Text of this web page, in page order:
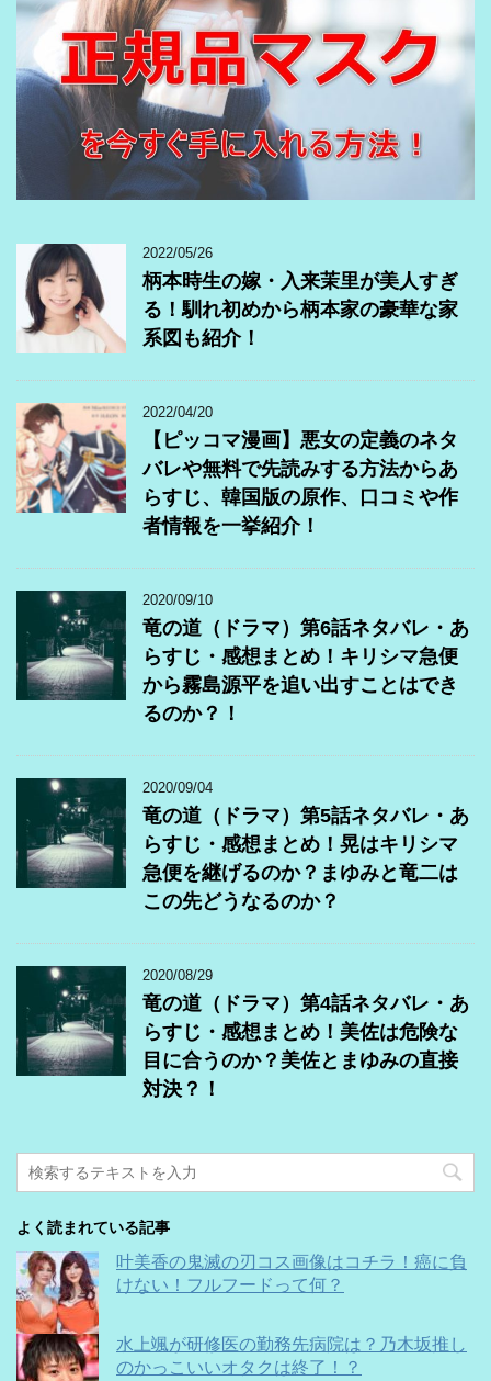
2022/05/26
柄本時生の嫁・入来茉里が美人すぎ
る！馴れ初めから柄本家の豪華な家
系図も紹介！
2022/04/20
【ピッコマ漫画】悪女の定義のネタ
バレや無料で先読みする方法からあ
らすじ、韓国版の原作、口コミや作
者情報を一挙紹介！
2020/09/10
竜の道（ドラマ）第6話ネタバレ・あ
らすじ・感想まとめ！キリシマ急便
から霧島源平を追い出すことはでき
るのか？！
2020/09/04
竜の道（ドラマ）第5話ネタバレ・あ
らすじ・感想まとめ！晃はキリシマ
急便を継げるのか？まゆみと竜二は
この先どうなるのか？
2020/08/29
竜の道（ドラマ）第4話ネタバレ・あ
らすじ・感想まとめ！美佐は危険な
目に合うのか？美佐とまゆみの直接
対決？！
よく読まれている記事
叶美香の鬼滅の刃コス画像はコチラ！癌に負
けない！フルフードって何？
水上颯が研修医の勤務先病院は？乃木坂推し
のかっこいいオタクは終了！？